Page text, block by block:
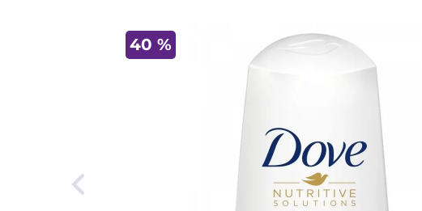
40 %
proteina
agua micelar
corrector
máscara pestañas
retinol
tintura